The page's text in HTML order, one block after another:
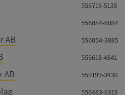
556719-5135
556884-6884
AB 556054-3885
556618-4841
AB 559199-3430
556483-6319